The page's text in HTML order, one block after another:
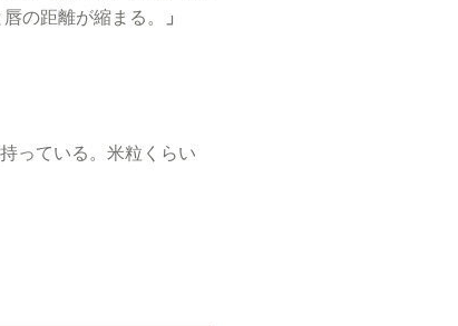
の距離が縮まる。
」
っている。米粒くらい